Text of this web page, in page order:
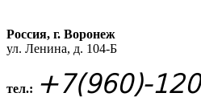
Россия, г. Воронеж
ул. Ленина, д. 104-Б
тел.: +7(960)-